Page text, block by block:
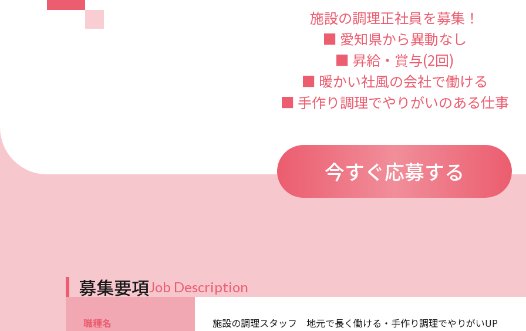
施設の調理正社員を募集！
■ 愛知県から異動なし
■ 昇給・賞与(2回)
■ 暖かい社風の会社で働ける
■ 手作り調理でやりがいのある仕事
今すぐ応募する
募集要項Job Description
職種名 施設の調理スタッフ 地元で長く働ける・手作り調理でやりがいUP